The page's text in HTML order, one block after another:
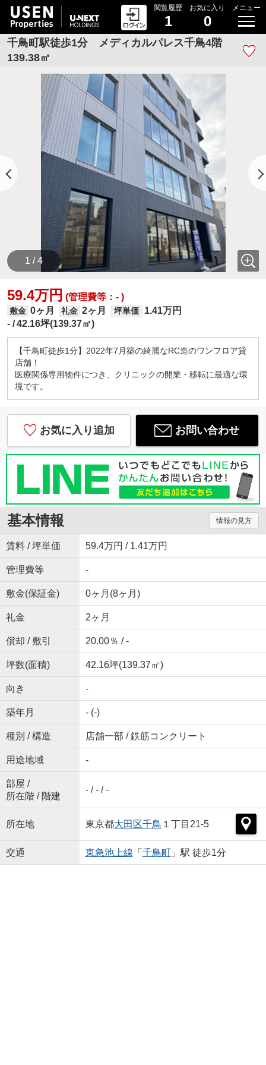
閲覧履歴
1
お気に入り
0
メニュー
千鳥町駅徒歩1分 メディカルパレス千鳥4階
139.38㎡
1 / 4
59.4万円 (管理費等：- )
敷金 0ヶ月 礼金 2ヶ月 坪単価
1.41万円
-
42.16坪(139.37㎡)
【千鳥町徒歩1分】2022年7月築の綺麗なRC造のワンフロア貸
店舗！
医療関係専用物件につき、クリニックの開業・移転に最適な環
境です。
お気に入り追加 お問い合わせ
基本情報 情報の見方
賃料 / 坪単価 59.4万円 / 1.41万円
管理費等 -
敷金(保証金) 0ヶ月(8ヶ月)
礼金 2ヶ月
償却 / 敷引 20.00％ / -
坪数(面積) 42.16坪(139.37㎡)
向き -
築年月 - (-)
種別 / 構造 店舗一部 / 鉄筋コンクリート
用途地域 -
部屋 /
所在階 / 階建
- / - / -
所在地 東京都大田区千鳥 １丁目21-5
交通 東急池上線 「 千鳥町」駅 徒歩1分